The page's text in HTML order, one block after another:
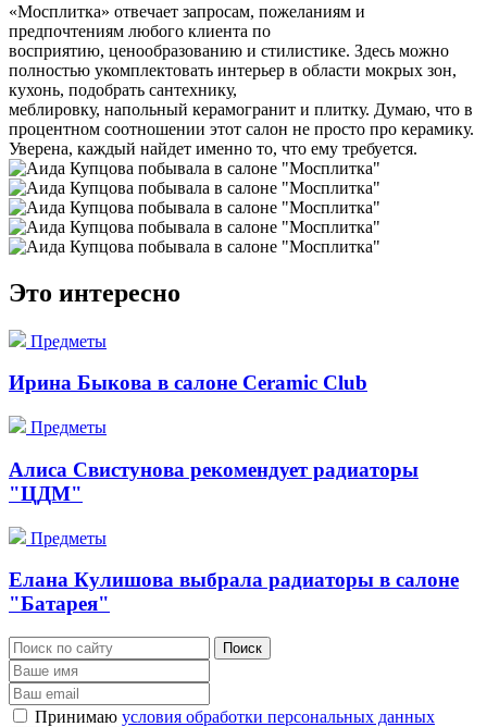
«Мосплитка» отвечает запросам, пожеланиям и
предпочтениям любого клиента по
восприятию, ценообразованию и стилистике. Здесь можно
полностью укомплектовать интерьер в области мокрых зон,
кухонь, подобрать сантехнику,
меблировку, напольный керамогранит и плитку. Думаю, что в
процентном соотношении этот салон не просто про керамику.
Уверена, каждый найдет именно то, что ему требуется.
Это интересно
Предметы
Ирина Быкова в салоне Ceramic Club
Предметы
Алиса Свистунова рекомендует радиаторы
"ЦДМ"
Предметы
Елана Кулишова выбрала радиаторы в салоне
"Батарея"
Принимаю условия обработки персональных данных